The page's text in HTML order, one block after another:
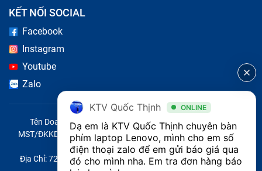
Nguyên nhân bàn phím laptop Lenovo
T460S bị lỗi
Bạn làm rơi rớt máy tính, hoặc bị đổ nước lên bàn phím
mà bạn không chú ý, có thể ngay sau đó bàn phím vẫn
còn gõ tốt nên bạn bỏ qua, sau một thời gian máy tính
Lenovo T460S sẽ bị chạm mạch, không những ảnh
hưởng tới bàn phím mà lâu dần còn tác động tới các
linh kiện khác. Sau đây là một số nguyên nhân chính
khiến bàn phím laptop Lenovo T460S bị hư mà bạn
KẾT NỐI SOCIAL
Facebook
Instagram
Youtube
Zalo
Tên Doanh Nghiệp: CÔNG TY TNHH CITY ONE VIỆT NAM
MST/ĐKKD/QĐTL: 0316569346 do sở KHĐT TP.HCM cấp ngày
14/04/2023
Địa Chỉ: 721 Trường Chinh, Phường Tây Thạnh, Quận Tân Phú,
KTV Quốc Thịnh ONLINE
Dạ em là KTV Quốc Thịnh chuyên bàn
phím laptop Lenovo, mình cho em số
điện thoại zalo để em gửi báo giá qua
đó cho mình nha. Em tra đơn hàng báo